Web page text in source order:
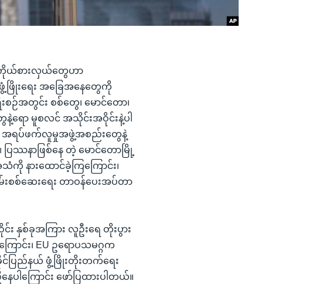
ကိုယ်စားလှယ်တွေဟာ
ဖြိုးရေး အခြေအနေတွေကို
အတွင်း စစ်တွေ၊ မောင်တော၊
နဲ့ရော မူစလင် အသိုင်းအဝိုင်းနဲ့ပါ
ေ၊ အရပ်ဖက်လူမှုအဖွဲ့အစည်းတွေနဲ့
ြဿနာဖြစ်နေ တဲ့ မောင်တောမြို့
ကို နားထောင်ခဲ့ကြကြောင်း၊
စစ်ဆေးရေး တာဝန်ပေးအပ်တာ
နှစ်ခုအကြား လူဦးရေ တိုးပွား
ာင်း၊ EU ဥရောပသမဂ္ဂက
င်ပြည်နယ် ဖွံ့ဖြိုးတိုးတက်ရေး
ကြောင်း ဖော်ပြထားပါတယ်။